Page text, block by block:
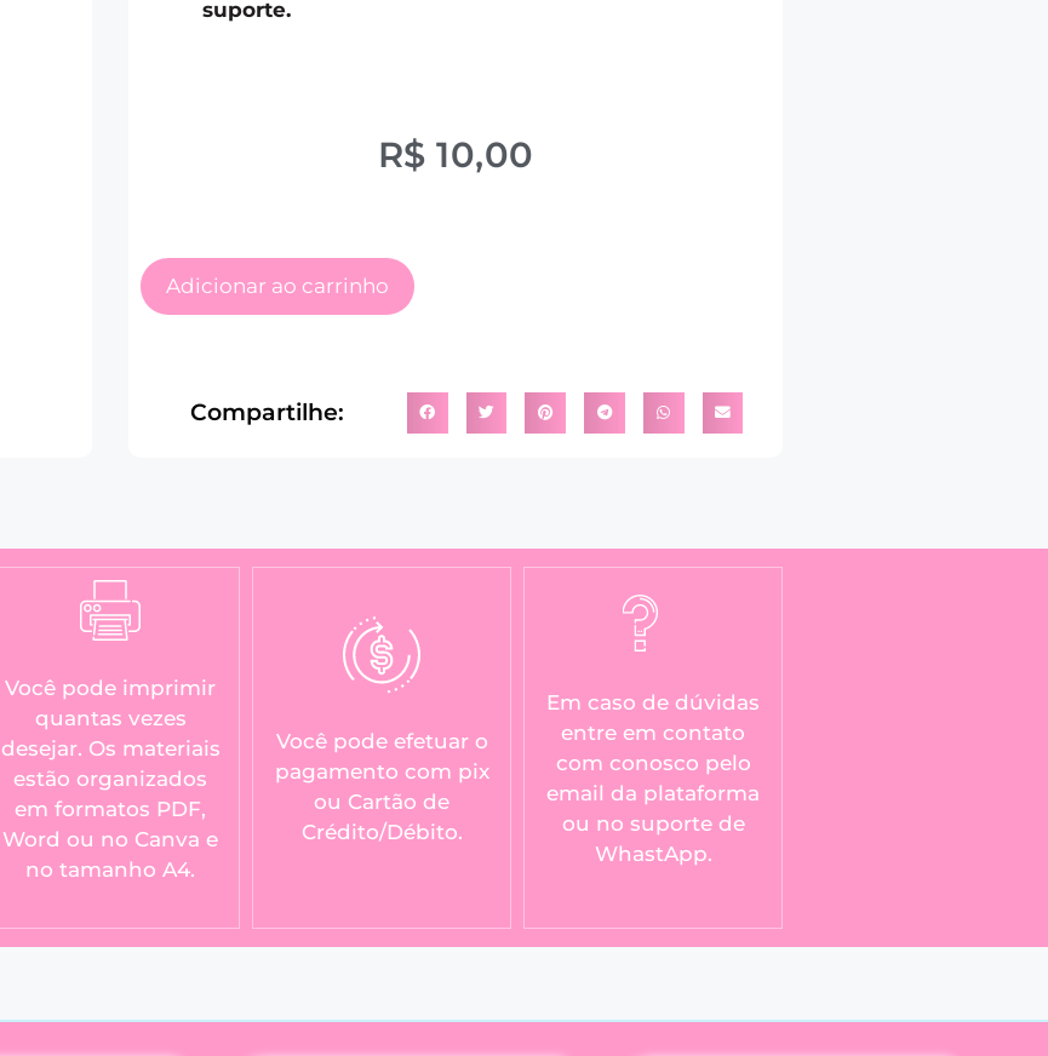
suporte.
R$ 10,00
Adicionar ao carrinho
Compartilhe:
Você pode imprimir
quantas vezes
desejar. Os materiais
estão organizados
em formatos PDF,
Word ou no Canva e
no tamanho A4.
Você pode efetuar o
pagamento com pix
ou Cartão de
Crédito/Débito.
Em caso de dúvidas
entre em contato
com conosco pelo
email da plataforma
ou no suporte de
WhastApp.